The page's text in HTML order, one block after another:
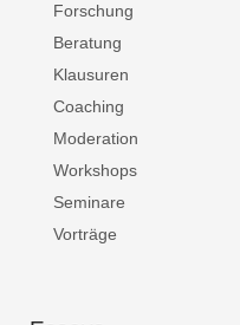
Forschung
Beratung
Klausuren
Coaching
Moderation
Workshops
Seminare
Vorträge